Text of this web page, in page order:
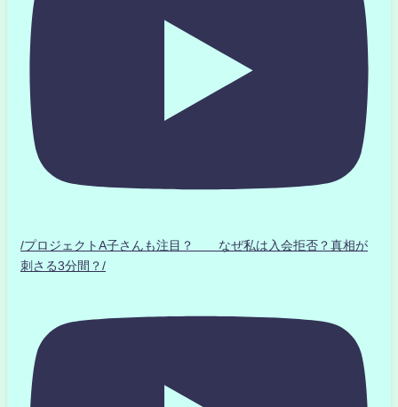
/プロジェクトA子さんも注目？ なぜ私は入会拒否？真相が
刺さる3分間？/